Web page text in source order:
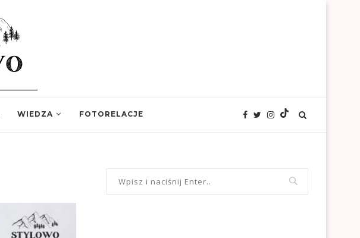
WIEDZA FOTORELACJE